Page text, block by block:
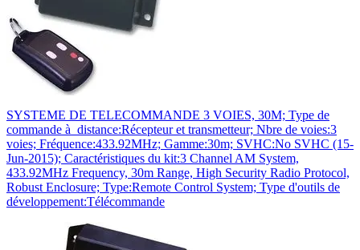
SYSTEME DE TELECOMMANDE 3 VOIES, 30M; Type de
commande à distance:Récepteur et transmetteur; Nbre de voies:3
voies; Fréquence:433.92MHz; Gamme:30m; SVHC:No SVHC (15-
Jun-2015); Caractéristiques du kit:3 Channel AM System,
433.92MHz Frequency, 30m Range, High Security Radio Protocol,
Robust Enclosure; Type:Remote Control System; Type d'outils de
développement:Télécommande